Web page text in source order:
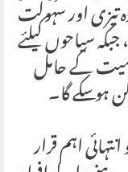
تیزی اور سہولت
سیاحوں کیلئے
کے حامل
ہو سکے گا۔
اہم قرار